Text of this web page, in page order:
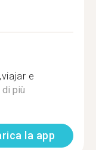
e
più
la app